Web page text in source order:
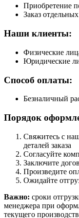
Приобретение
Заказ
Наши клиенты:
Физические
Юридические
Способ оплаты:
Безналичный
Порядок
Свяжитесь с
деталей заказа
Согласуйте
Заключите
Произведите
Ожидайте
Важно: сроки
менеджера при
текущего